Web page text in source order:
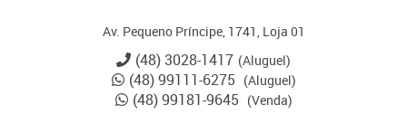
Av. Pequeno Príncipe, 1741, Loja 01
(48) 3028-1417 (Aluguel)
(48) 99111-6275 (Aluguel)
(48) 99181-9645 (Venda)